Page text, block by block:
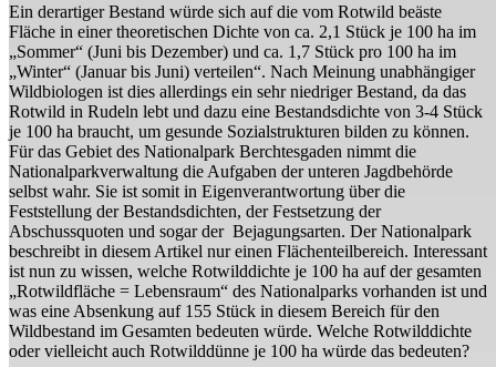
Ein derartiger Bestand würde sich auf die vom Rotwild beäste
Fläche in einer theoretischen Dichte von ca. 2,1 Stück je 100 ha im
„Sommer“ (Juni bis Dezember) und ca. 1,7 Stück pro 100 ha im
„Winter“ (Januar bis Juni) verteilen“. Nach Meinung unabhängiger
Wildbiologen ist dies allerdings ein sehr niedriger Bestand, da das
Rotwild in Rudeln lebt und dazu eine Bestandsdichte von 3-4 Stück
je 100 ha braucht, um gesunde Sozialstrukturen bilden zu können.
Für das Gebiet des Nationalpark Berchtesgaden nimmt die
Nationalparkverwaltung die Aufgaben der unteren Jagdbehörde
selbst wahr. Sie ist somit in Eigenverantwortung über die
Feststellung der Bestandsdichten, der Festsetzung der
Abschussquoten und sogar der Bejagungsarten. Der Nationalpark
beschreibt in diesem Artikel nur einen Flächenteilbereich. Interessant
ist nun zu wissen, welche Rotwilddichte je 100 ha auf der gesamten
„Rotwildfläche = Lebensraum“ des Nationalparks vorhanden ist und
was eine Absenkung auf 155 Stück in diesem Bereich für den
Wildbestand im Gesamten bedeuten würde. Welche Rotwilddichte
oder vielleicht auch Rotwilddünne je 100 ha würde das bedeuten?